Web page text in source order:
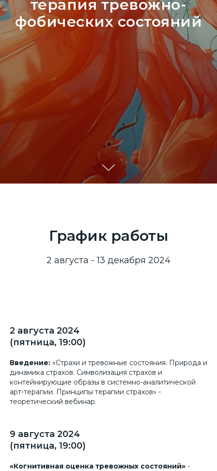
терапия тревожно-
фобических состояний
График работы
2 августа - 13 декабря 2024
2 августа 2024
(пятница, 19:00)
Введение: «Страхи и тревожные состояния. Природа и
динамика страхов. Символизация страхов и
контейнирующие образы в системно-аналитической
арт-терапии. Принципы терапии страхов» -
теоретический вебинар.
9 августа 2024
(пятница, 19:00)
«Когнитивная оценка тревожных состояний» -